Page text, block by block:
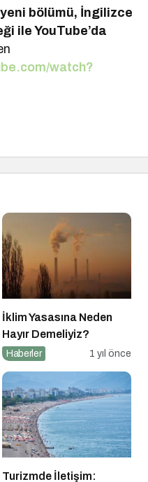
bölümü, İngilizce
ile YouTube’da
watch?
İklim Yasasına Neden
Hayır Demeliyiz?
Haberler 1 yıl önce
Turizmde İletişim: